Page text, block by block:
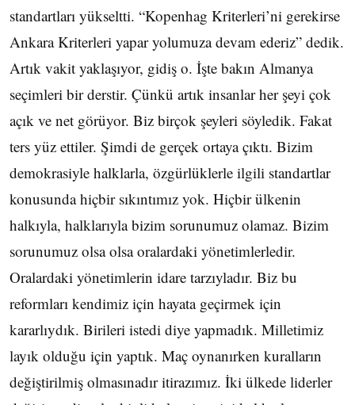
standartları yükseltti. “Kopenhag Kriterleri’ni gerekirse
Ankara Kriterleri yapar yolumuza devam ederiz” dedik.
Artık vakit yaklaşıyor, gidiş o. İşte bakın Almanya
seçimleri bir derstir. Çünkü artık insanlar her şeyi çok
açık ve net görüyor. Biz birçok şeyleri söyledik. Fakat
ters yüz ettiler. Şimdi de gerçek ortaya çıktı. Bizim
demokrasiyle halklarla, özgürlüklerle ilgili standartlar
konusunda hiçbir sıkıntımız yok. Hiçbir ülkenin
halkıyla, halklarıyla bizim sorunumuz olamaz. Bizim
sorunumuz olsa olsa oralardaki yönetimlerledir.
Oralardaki yönetimlerin idare tarzıyladır. Biz bu
reformları kendimiz için hayata geçirmek için
kararlıydık. Birileri istedi diye yapmadık. Milletimiz
layık olduğu için yaptık. Maç oynanırken kuralların
değiştirilmiş olmasınadır itirazımız. İki ülkede liderler